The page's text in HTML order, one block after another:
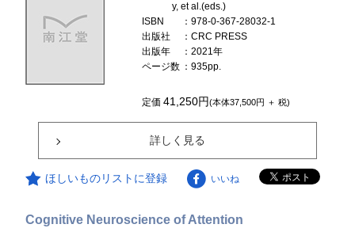
y, et al.(eds.)
ISBN
：978-0-367-28032-1
出版社
：CRC PRESS
出版年
：2021年
ページ数 ：935pp.
定価41,250円(本体37,500円 ＋ 税)
詳しく見る
ほしいものリストに登録 いいね
Cognitive Neuroscience of Attention